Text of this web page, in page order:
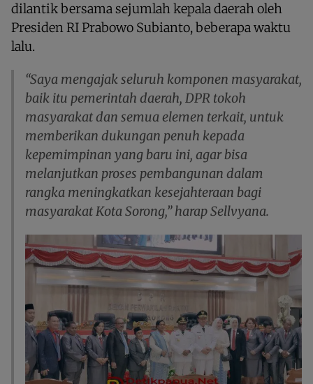
dilantik bersama sejumlah kepala daerah oleh
Presiden RI Prabowo Subianto, beberapa waktu
lalu.
“Saya mengajak seluruh komponen masyarakat,
baik itu pemerintah daerah, DPR tokoh
masyarakat dan semua elemen terkait, untuk
memberikan dukungan penuh kepada
kepemimpinan yang baru ini, agar bisa
melanjutkan proses pembangunan dalam
rangka meningkatkan kesejahteraan bagi
masyarakat Kota Sorong,” harap Sellvyana.